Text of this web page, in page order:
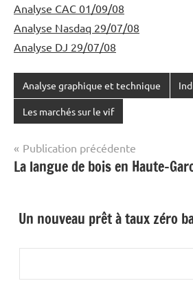
Analyse CAC 01/09/08
Analyse Nasdaq 29/07/08
Analyse DJ 29/07/08
Analyse graphique et technique
Les marchés sur le vif
Navigation
de
Publication précédente
La langue de bois en Haute-
Un nouveau prêt à taux zéro